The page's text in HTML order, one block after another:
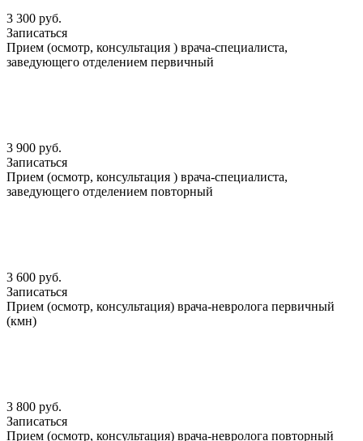
3 300 руб.
Записаться
Прием (осмотр, консультация ) врача-специалиста,
заведующего отделением первичный
3 900 руб.
Записаться
Прием (осмотр, консультация ) врача-специалиста,
заведующего отделением повторный
3 600 руб.
Записаться
Прием (осмотр, консультация) врача-невролога первичный
(кмн)
3 800 руб.
Записаться
Прием (осмотр, консультация) врача-невролога повторный